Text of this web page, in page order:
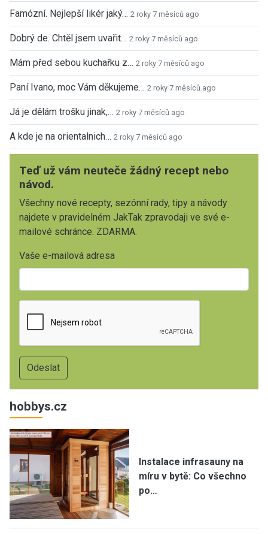
Famózní. Nejlepší likér jaký… 2 roky 7 měsíců ago
Dobrý de. Chtěl jsem uvařit… 2 roky 7 měsíců ago
Mám před sebou kuchařku z… 2 roky 7 měsíců ago
Paní Ivano, moc Vám děkujeme… 2 roky 7 měsíců ago
Já je dělám trošku jinak,… 2 roky 7 měsíců ago
A kde je na orientalnich… 2 roky 7 měsíců ago
Teď už vám neuteče žádný recept nebo
návod.
Všechny nové recepty, sezónní rady, tipy a návody
najdete v pravidelném JakTak zpravodaji ve své e-
mailové schránce. ZDARMA.
Vaše e-mailová adresa
hobbys.cz
Instalace infrasauny na
míru v bytě: Co všechno
po…